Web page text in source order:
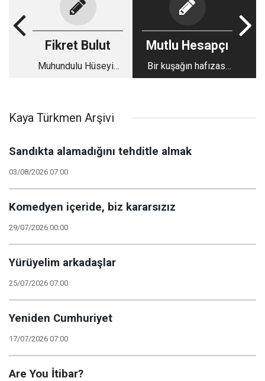
Fikret Bulut
Muhundulu Hüseyin
Mutlu Hesapçı
Bir kuşağın hafızası
sahneye döndü ve
Kaya Türkmen Arşivi
Sandıkta alamadığını tehditle almak
03/08/2026 07:00
Komedyen içeride, biz kararsızız
29/07/2026 00:00
Yürüyelim arkadaşlar
25/07/2026 07:00
Yeniden Cumhuriyet
17/07/2026 07:00
Are You İtibar?